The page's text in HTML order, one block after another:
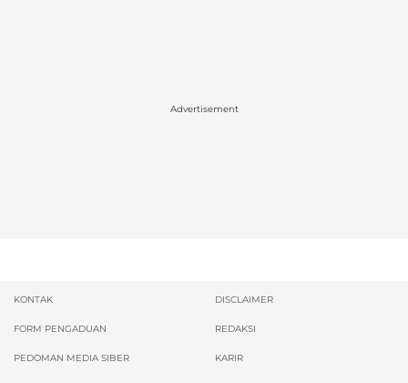
Advertisement
KONTAK DISCLAIMER
FORM PENGADUAN REDAKSI
PEDOMAN MEDIA SIBER KARIR